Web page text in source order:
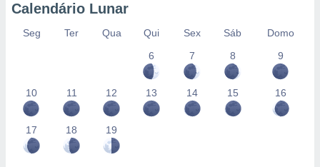
Calendário Lunar
Seg Ter Qua Qui Sex Sáb
Domo
6
7 8 9
10 11 12 13 14 15 16
17 18 19